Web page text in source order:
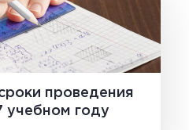
проведения
учебном году